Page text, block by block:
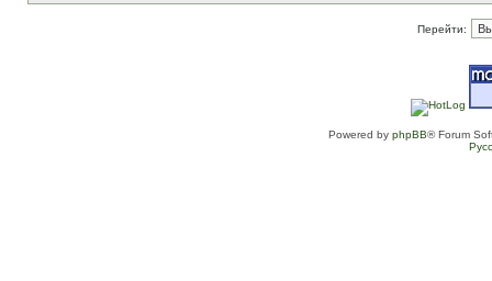
Перейти:
Powered by phpBB® Forum